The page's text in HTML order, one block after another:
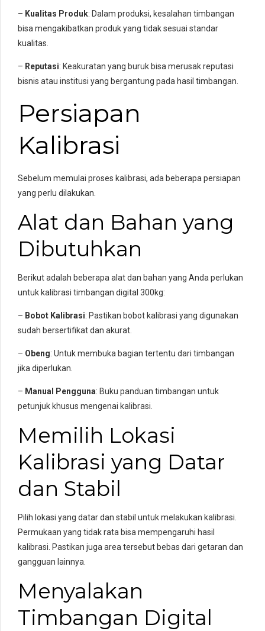
– Kualitas Produk: Dalam produksi, kesalahan timbangan
bisa mengakibatkan produk yang tidak sesuai standar
kualitas.
– Reputasi: Keakuratan yang buruk bisa merusak reputasi
bisnis atau institusi yang bergantung pada hasil timbangan.
Persiapan
Kalibrasi
Sebelum memulai proses kalibrasi, ada beberapa persiapan
yang perlu dilakukan.
Alat dan Bahan yang
Dibutuhkan
Berikut adalah beberapa alat dan bahan yang Anda perlukan
untuk kalibrasi timbangan digital 300kg:
– Bobot Kalibrasi: Pastikan bobot kalibrasi yang digunakan
sudah bersertifikat dan akurat.
– Obeng: Untuk membuka bagian tertentu dari timbangan
jika diperlukan.
– Manual Pengguna: Buku panduan timbangan untuk
petunjuk khusus mengenai kalibrasi.
Memilih Lokasi
Kalibrasi yang Datar
dan Stabil
Pilih lokasi yang datar dan stabil untuk melakukan kalibrasi.
Permukaan yang tidak rata bisa mempengaruhi hasil
kalibrasi. Pastikan juga area tersebut bebas dari getaran dan
gangguan lainnya.
Menyalakan
Timbangan Digital